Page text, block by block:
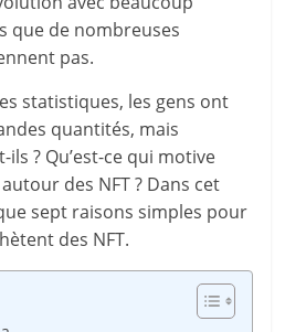
que de nombreuses
pas.
statistiques, les gens ont
quantités, mais
? Qu’est-ce qui motive
des NFT ? Dans cet
sept raisons simples pour
des NFT.